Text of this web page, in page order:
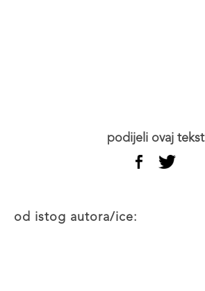
podijeli ovaj tekst
od istog autora/ice: